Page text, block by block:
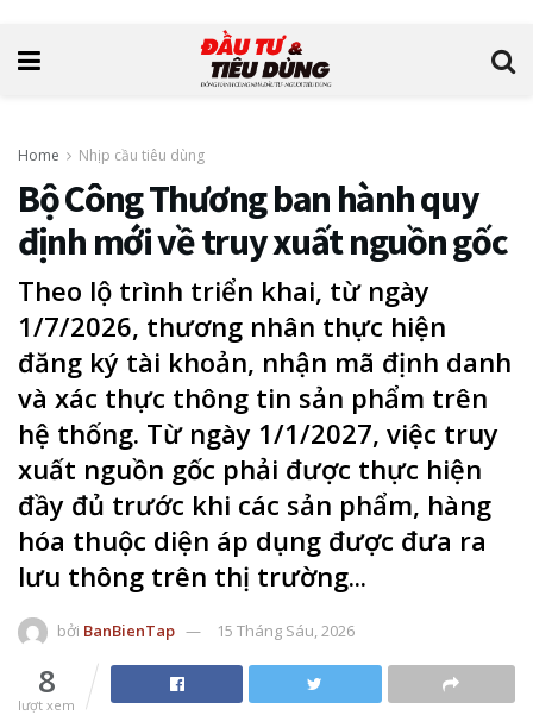
Home Nhịp cầu tiêu dùng
Bộ Công Thương ban hành quy
định mới về truy xuất nguồn gốc
Theo lộ trình triển khai, từ ngày
1/7/2026, thương nhân thực hiện
đăng ký tài khoản, nhận mã định danh
và xác thực thông tin sản phẩm trên
hệ thống. Từ ngày 1/1/2027, việc truy
xuất nguồn gốc phải được thực hiện
đầy đủ trước khi các sản phẩm, hàng
hóa thuộc diện áp dụng được đưa ra
lưu thông trên thị trường...
bởi BanBienTap 15 Tháng Sáu, 2026
8
lượt xem